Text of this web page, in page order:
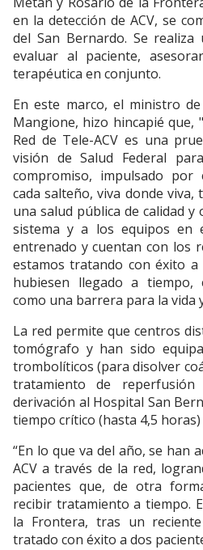
en la detección de ACV, se
del San Bernardo. Se realiza
evaluar al paciente,
terapéutica en conjunto.
En este marco, el ministro de
Mangione, hizo hincapié que,
Red de Tele-ACV es una
visión de Salud Federal
compromiso, impulsado por
cada salteño, viva donde viva,
una salud pública de calidad y
sistema y a los equipos en
entrenado y cuentan con los
estamos tratando con éxito
hubiesen llegado a tiempo,
como una barrera para la vida
La red permite que centros
tomógrafo y han sido
trombolíticos (para disolver
tratamiento de
derivación al Hospital San
tiempo crítico (hasta 4,5
“En lo que va del año, se han
ACV a través de la red,
pacientes que, de otra
recibir tratamiento a tiempo.
la Frontera, tras un
tratado con éxito a dos